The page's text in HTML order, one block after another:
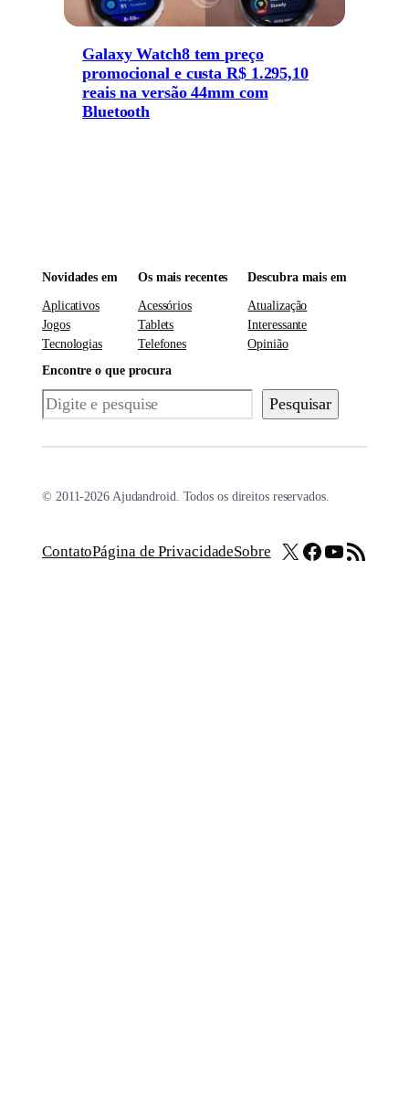
Galaxy Watch8 tem preço
promocional e custa R$ 1.295,10
reais na versão 44mm com
Bluetooth
Novidades em
Aplicativos
Jogos
Tecnologias
Os mais recentes
Acessórios
Tablets
Telefones
Descubra mais em
Atualização
Interessante
Opinião
Encontre o que procura
Pesquisar Pesquisar
© 2011-2026 Ajudandroid. Todos os direitos reservados.
ContatoPágina de PrivacidadeSobre X Facebook
Youtube
Feed RSS